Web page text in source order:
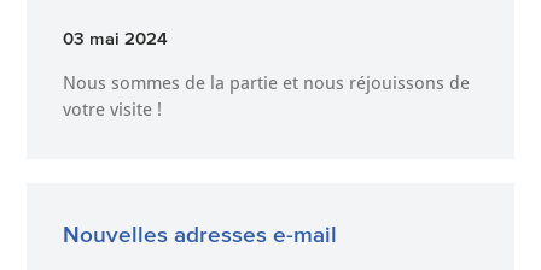
03 mai 2024
Nous sommes de la partie et nous réjouissons de
votre visite !
Nouvelles adresses e-mail